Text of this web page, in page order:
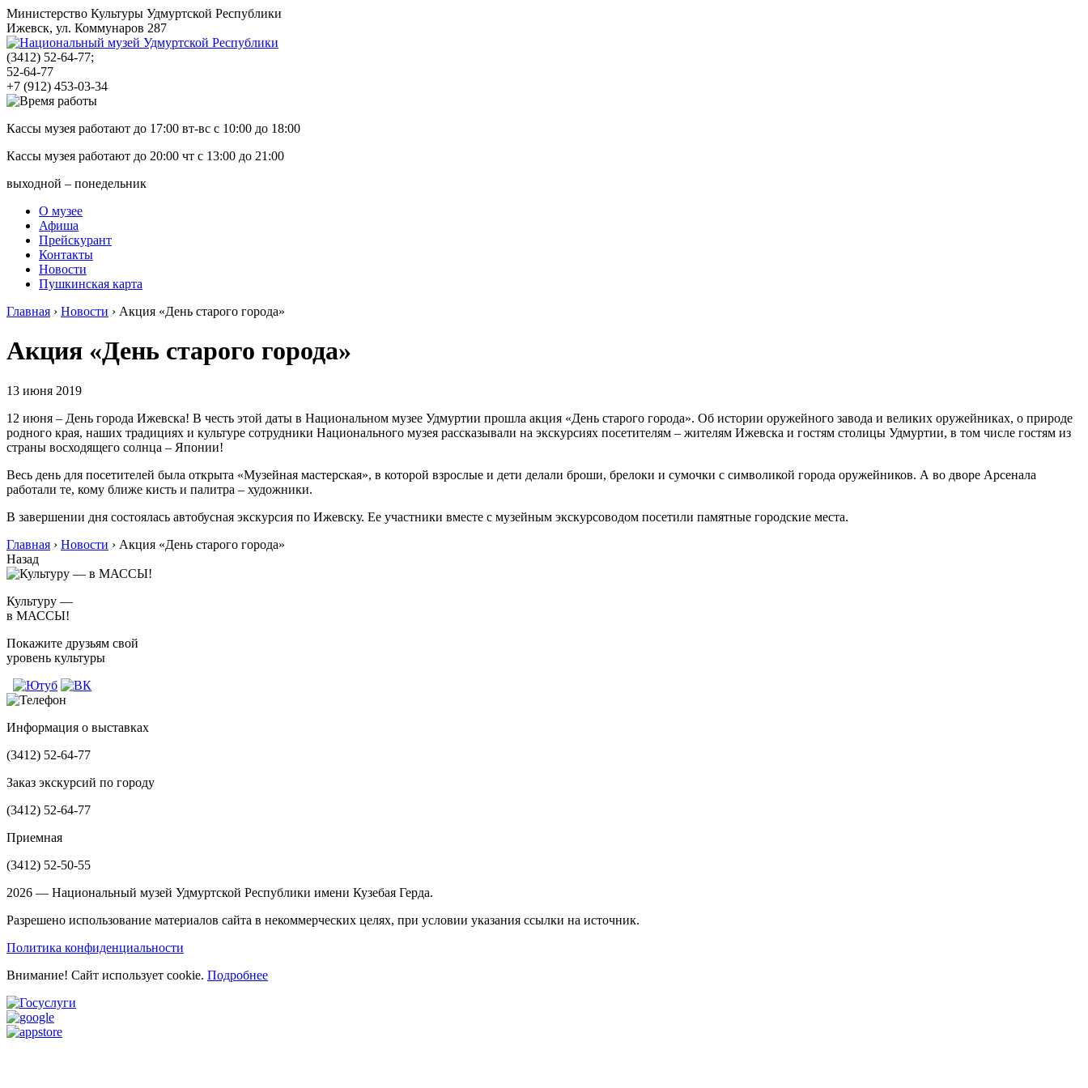
Министерство Культуры Удмуртской Республики
Ижевск, ул. Коммунаров 287
(3412) 52-64-77;
52-64-77
+7 (912) 453-03-34
Кассы музея работают до 17:00 вт-вс с 10:00 до 18:00
Кассы музея работают до 20:00 чт с 13:00 до 21:00
выходной – понедельник
О музее
Афиша
Прейскурант
Контакты
Новости
Пушкинская карта
Главная › Новости › Акция «День старого города»
Акция «День старого города»
13 июня 2019
12 июня – День города Ижевска! В честь этой даты в Национальном музее Удмуртии прошла акция «День старого города». Об истории оружейного завода и великих оружейниках, о природе
родного края, наших традициях и культуре сотрудники Национального музея рассказывали на экскурсиях посетителям – жителям Ижевска и гостям столицы Удмуртии, в том числе гостям из
страны восходящего солнца – Японии!
Весь день для посетителей была открыта «Музейная мастерская», в которой взрослые и дети делали броши, брелоки и сумочки с символикой города оружейников. А во дворе Арсенала
работали те, кому ближе кисть и палитра – художники.
В завершении дня состоялась автобусная экскурсия по Ижевску. Ее участники вместе с музейным экскурсоводом посетили памятные городские места.
Главная › Новости › Акция «День старого города»
Назад
Культуру —
в МАССЫ!
Покажите друзьям свой
уровень культуры
Информация о выставках
(3412) 52-64-77
Заказ экскурсий по городу
(3412) 52-64-77
Приемная
(3412) 52-50-55
2026 — Национальный музей Удмуртской Республики имени Кузебая Герда.
Разрешено использование материалов сайта в некоммерческих целях, при условии указания ссылки на источник.
Политика конфиденциальности
Внимание! Сайт использует cookie. Подробнее